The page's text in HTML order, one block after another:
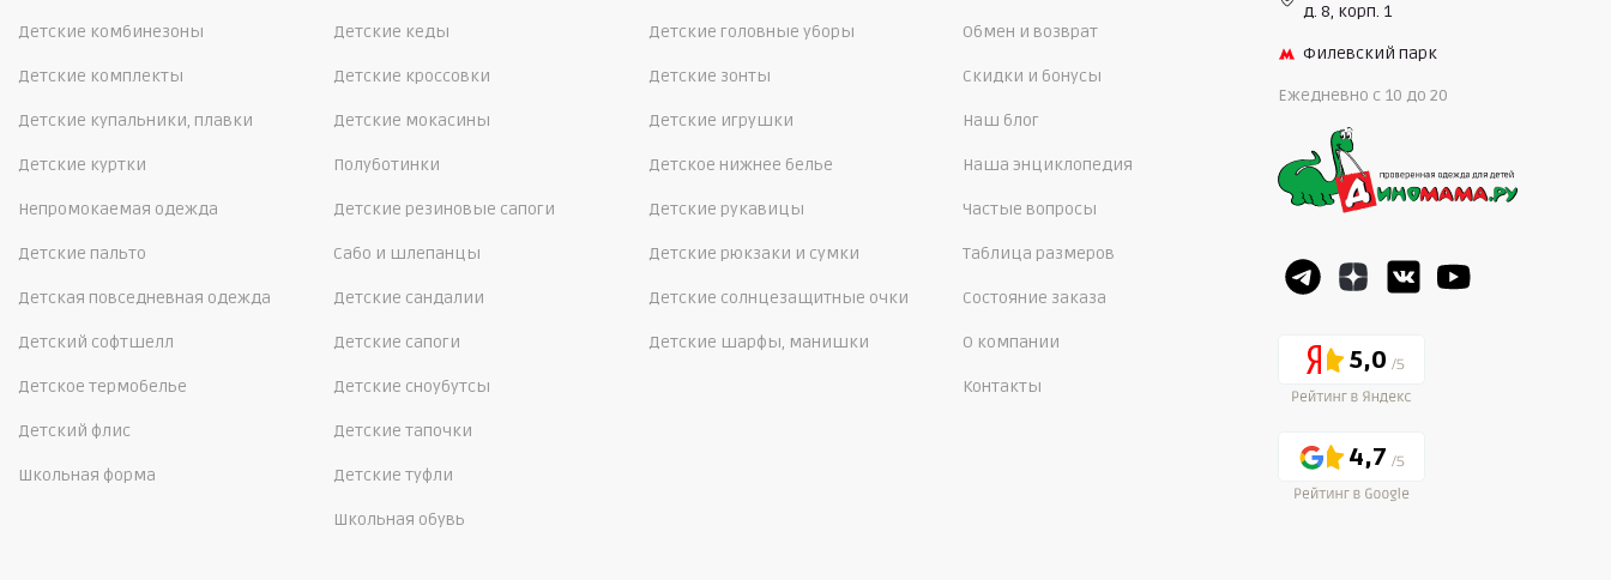
Детские комбинезоны
Детские комплекты
Детские купальники, плавки
Детские куртки
Непромокаемая одежда
Детские пальто
Детская повседневная одежда
Детский софтшелл
Детское термобелье
Детский флис
Школьная форма
Детские кеды
Детские кроссовки
Детские мокасины
Полуботинки
Детские резиновые сапоги
Сабо и шлепанцы
Детские сандалии
Детские сапоги
Детские сноубутсы
Детские тапочки
Детские туфли
Школьная обувь
Детские головные уборы
Детские зонты
Детские игрушки
Детское нижнее белье
Детские рукавицы
Детские рюкзаки и сумки
Детские солнцезащитные очки
Детские шарфы, манишки
Обмен и возврат
Скидки и бонусы
Наш блог
Наша энциклопедия
Частые вопросы
Таблица размеров
Состояние заказа
О компании
Контакты
д. 8, корп. 1
Филевский парк
Ежедневно c 10 до 20
5,0
4,7